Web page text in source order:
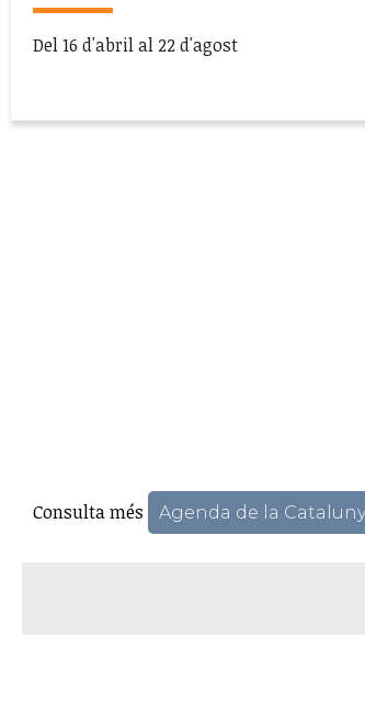
Del 16 d'abril al 22 d'agost
Consulta més Agenda de la